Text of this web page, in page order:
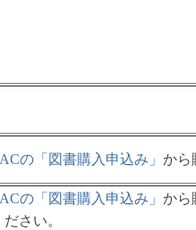
の「図書購入申込み」 から
の「図書購入申込み」 から
さい。